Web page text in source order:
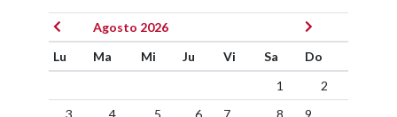
Agosto 2026
Lu
Ma Mi Ju Vi Sa
Do
1
2
3
4 5 6 7 8
9